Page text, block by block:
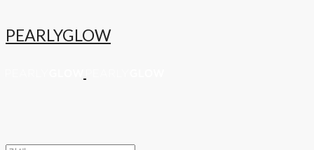
PEARLYGLOW